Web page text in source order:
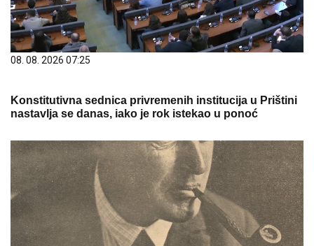
08. 08. 2026 07:25
Konstitutivna sednica privremenih institucija u Prištini
nastavlja se danas, iako je rok istekao u ponoć